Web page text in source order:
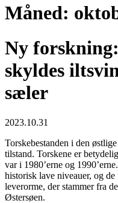
Måned:
Ny
skyldes
sæler
2023.10.31
Torskebestanden i den
tilstand. Torskene er
var i 1980’erne og
historisk lave niveauer, og
leverorme, der stammer fra
Østersøen.